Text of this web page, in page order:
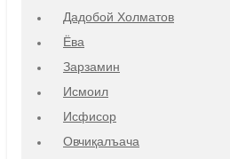
Дадобой Холматов
Ёва
Зарзамин
Исмоил
Исфисор
Овчиқалъача